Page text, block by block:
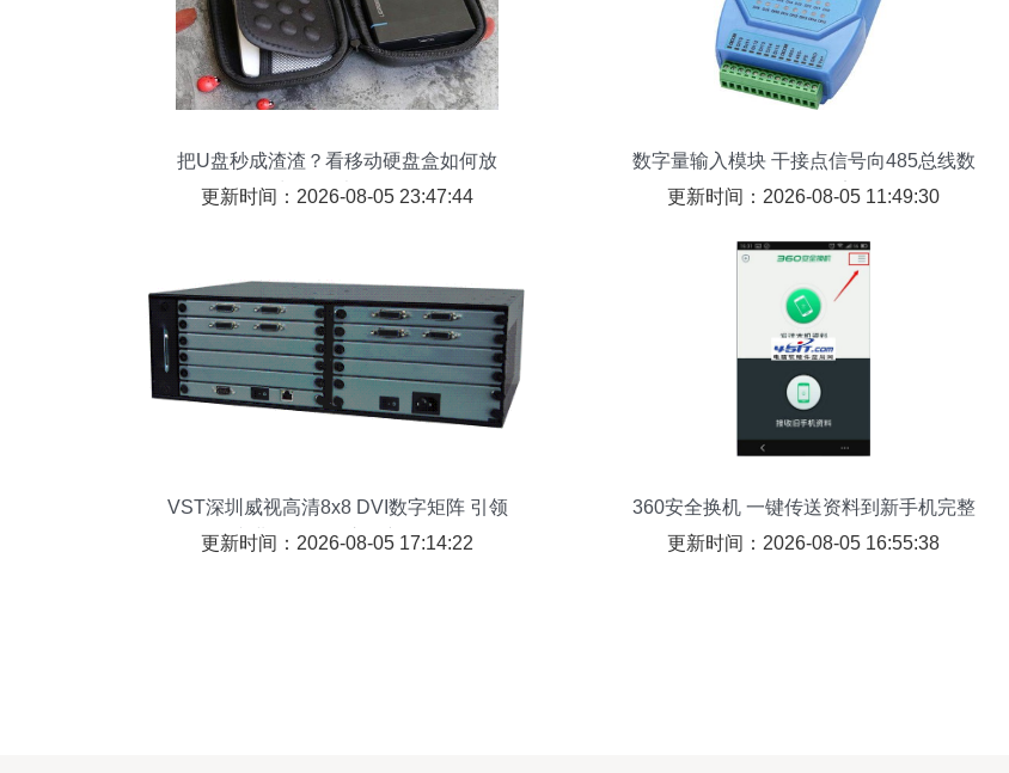
把U盘秒成渣渣？看移动硬盘盒如何放
出“存储大招”！
更新时间：2026-08-05 23:47:44
数字量输入模块 干接点信号向485总线数
码传输的桥梁
更新时间：2026-08-05 11:49:30
VST深圳威视高清8x8 DVI数字矩阵 引领
专业数码传输交换新纪元
更新时间：2026-08-05 17:14:22
360安全换机 一键传送资料到新手机完整
教程
更新时间：2026-08-05 16:55:38